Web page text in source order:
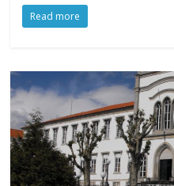
Read more